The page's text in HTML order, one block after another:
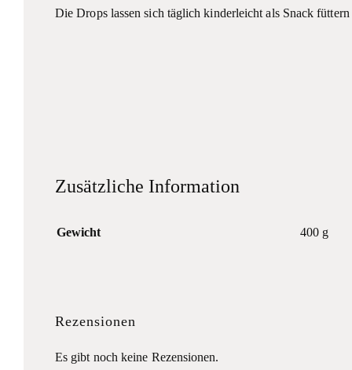
Die Drops lassen sich täglich kinderleicht als Snack
Zusätzliche Information
Gewicht 400 g
Rezensionen
Es gibt noch keine Rezensionen.